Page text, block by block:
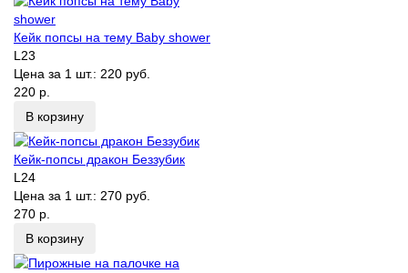
Кейк попсы на тему Baby shower
L23
Цена за 1 шт.: 220 руб.
220 р.
В корзину
Кейк-попсы дракон Беззубик
L24
Цена за 1 шт.: 270 руб.
270 р.
В корзину